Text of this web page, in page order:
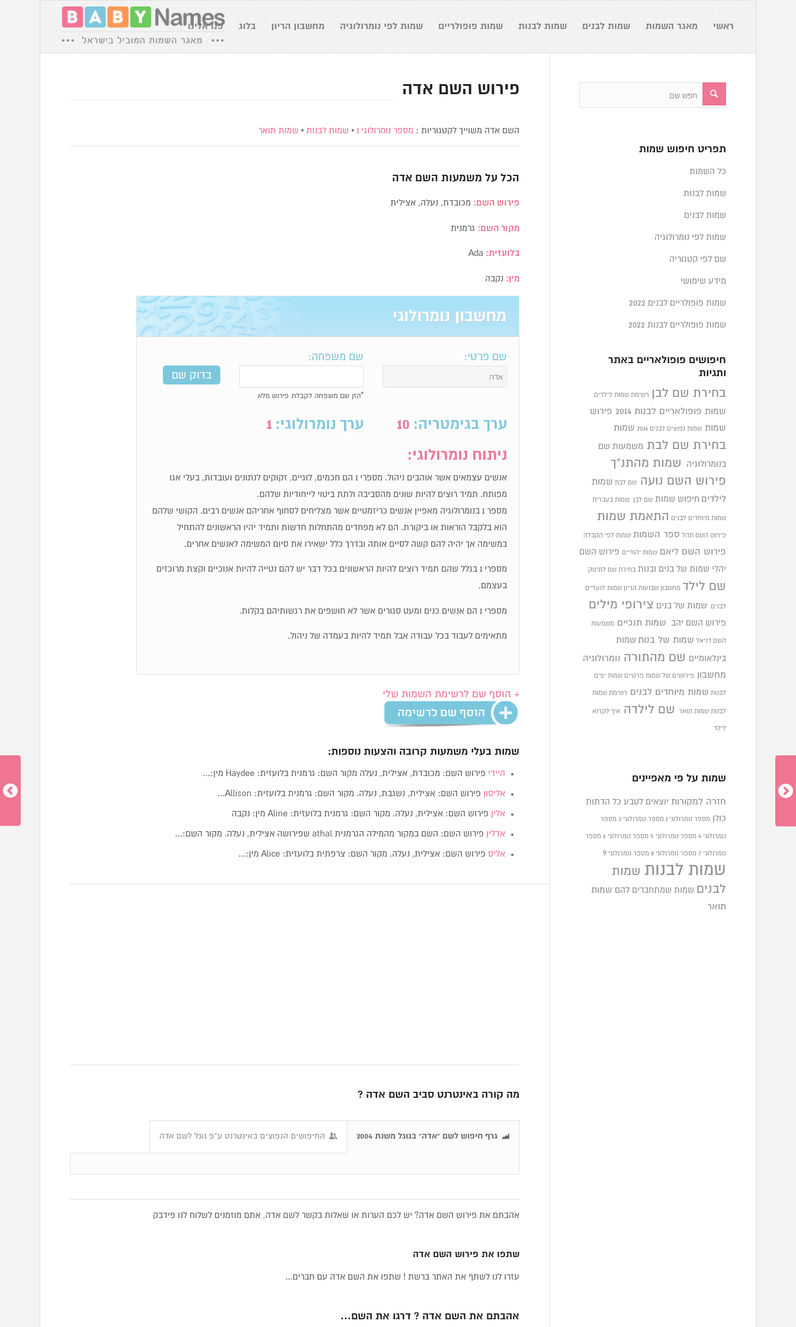
ראשי מאגר השמות שמות לבנים שמות לבנות שמות פופולריים שמות לפי נומרולוגיה מחשבון הריון בלוג פנו אלינו
פירוש השם אדה
השם אדה משוייך לקטגוריות : מספר נומרולוגי 1 • שמות לבנות • שמות תואר
הכל על משמעות השם אדה
פירוש השם: מכובדת, נעלה, אצילית
מקור השם: גרמנית
בלועזית:
מין:נקבה
מחשבון נומרולוגי
שם פרטי: שם משפחה:
*הזן שם משפחה לקבלת פירוש מלא
ערך בגימטריה: 10 ערך נומרולוגי: 1
ניתוח נומרולוגי:
אנשים עצמאים אשר אוהבים ניהול. מספרי 1 הם חכמים, לוגיים, זקוקים לנתונים ועובדות, בעלי אגו
מפותח. תמיד רוצים להיות שונים מהסביבה ולתת ביטוי לייחודיות שלהם.
מספר 1 בנומרולוגיה מאפיין אנשים כריזמטיים אשר מצליחים לסחוף אחריהם אנשים רבים. הקושי שלהם
הוא בלקבל הוראות או ביקורת. הם לא מפחדים מהתחלות חדשות ותמיד יהיו הראשונים להתחיל
במשימה אך יהיה להם קשה לסיים אותה ובדרך כלל ישאירו את סיום המשימה לאנשים אחרים.
מספרי 1 בגלל שהם תמיד רוצים להיות הראשונים בכל דבר יש להם נטייה להיות אנוכיים וקצת מרוכזים
בעצמם.
מספרי 1 הם אנשים כנים ומעט סגורים אשר לא חושפים את רגשותיהם בקלות.
מתאימים לעבוד בכל עבודה אבל תמיד להיות בעמדה של ניהול.
+ הוסף שם לרשימת השמות שלי
שמות בעלי משמעות קרובה והצעות נוספות:
היידי פירוש השם: מכובדת, אצילית, נעלה מקור השם: גרמנית בלועזית: Haydee מין:…
אליסון פירוש השם: אצילית, נשגבת, נעלה. מקור השם: גרמנית בלועזית: Allison…
אלין פירוש השם: אצילית, נעלה. מקור השם: גרמנית בלועזית: Aline מין: נקבה
אדלין פירוש השם: השם במקור מהמילה הגרמנית athal שפירושה אצילית, נעלה. מקור השם:…
אליס פירוש השם: אצילית, נעלה. מקור השם: צרפתית בלועזית: Alice מין:…
מה קורה באינטרנט סביב השם אדה ?
גרף חיפוש לשם "אדה" בגוגל משנת 2004 החיפושים הנפוצים באינטרנט ע"פ גוגל לשם אדה
אהבתם את פירוש השם אדה? יש לכם הערות או שאלות בקשר לשם אדה, אתם מוזמנים לשלוח לנו פידבק
שתפו את פירוש השם אדה
עזרו לנו לשתף את האתר ברשת ! שתפו את השם אדה עם חברים...
אהבתם את השם אדה ? דרגו את השם...
תפריט חיפוש שמות
כל השמות
שמות לבנות
שמות לבנים
שמות לפי נומרולוגיה
שם לפי קטגוריה
מידע שימושי
שמות פופולריים לבנים 2022
שמות פופולריים לבנות 2022
חיפושים פופולאריים באתר
ותגיות
בחירת שם לבן רשימת שמות לילדים
שמות פופולאריים לבנות 2014 פירוש
שמות שמות נפוצים לבנים 2014 שמות
בחירת שם לבת משמעות שם
בנומרולוגיה
שמות מהתנ"ך
פירוש השם נועה
שם לבת שמות
לילדים חיפוש שמות שם לבן שמות בעברית
שמות מיוחדים לבנים התאמת שמות
פירוש השם תהל ספר השמות שמות לפי הקבלה
פירוש השם ליאם שמות יהודיים פירוש השם
יהלי שמות של בנים ובנות בחירת שם לתינוק
שם לילד מחשבון שבועות הריון שמות לועזיים
לבנים שמות של בנים צירופי מילים
פירוש השם יהב שמות תנכיים משמעות
השם דניאל שמות של בנות שמות
בינלאומיים שם מהתורה נומרולוגיה
מחשבון פירושים של שמות פרטיים שמות יפים
לבנות שמות מיוחדים לבנים רשימת שמות
לבנות שמות תואר שם לילדה איך לקרוא
לילד
שמות על פי מאפיינים
חזרה למקורות יוצאים לטבע כל הדתות
כולן מספר נומרולוגי 1 מספר נומרולוגי 3 מספר
נומרולוגי 4 מספר נומרולוגי 5 מספר נומרולוגי 6 מספר
נומרולוגי 7 מספר נומרולוגי 8 מספר נומרולוגי9
שמות לבנות שמות
לבנים
שמות שמתחברים להם שמות
תואר